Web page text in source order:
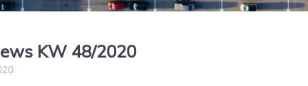
KW 48/2020